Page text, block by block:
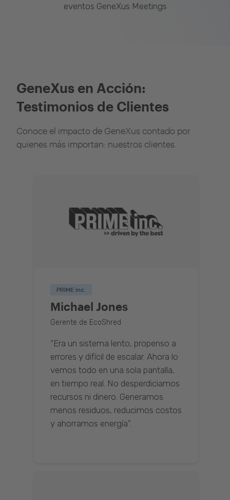
eventos GeneXus Meetings
GeneXus en Acción:
Testimonios de Clientes
Conoce el impacto de GeneXus contado por
quienes más importan: nuestros clientes.
PRIME inc.
Michael Jones
Gerente de EcoShred
“Era un sistema lento, propenso a
errores y difícil de escalar. Ahora lo
vemos todo en una sola pantalla,
en tiempo real. No desperdiciamos
recursos ni dinero. Generamos
menos residuos, reducimos costos
y ahorramos energía".